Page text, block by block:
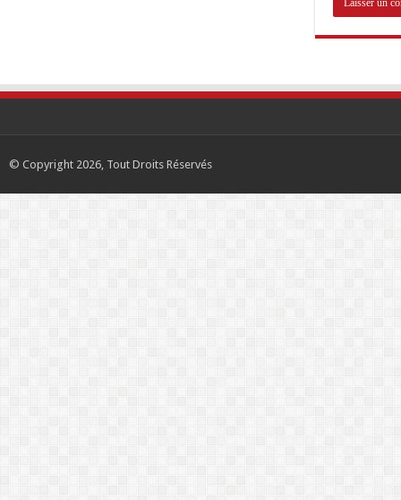
© Copyright 2026, Tout Droits Réservés